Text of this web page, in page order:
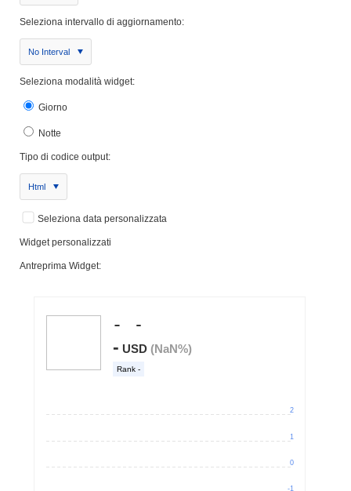
Seleziona intervallo di aggiornamento:
No Interval
Seleziona modalità widget:
Giorno
Notte
Tipo di codice output:
Html
Seleziona data personalizzata
Widget personalizzati
Antreprima Widget: